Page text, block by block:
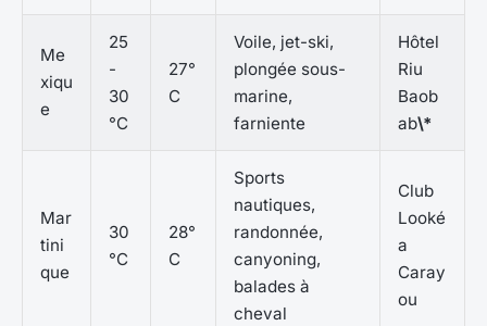
Me
xiqu
e
25
-
30
°C
27°
C
Voile, jet-ski,
plongée sous-
marine,
farniente
Hôtel
Riu
Baob
ab\*
Mar
tini
que
30
°C
28°
C
Sports
nautiques,
randonnée,
canyoning,
balades à
cheval
Club
Looké
a
Caray
ou